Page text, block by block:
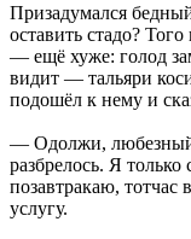
Призадумался
оставить стадо?
— ещё хуже: голод
видит — тальяри
подошёл к нему и
— Одолжи, любезный
разбрелось. Я только
позавтракаю, тотчас
услугу.